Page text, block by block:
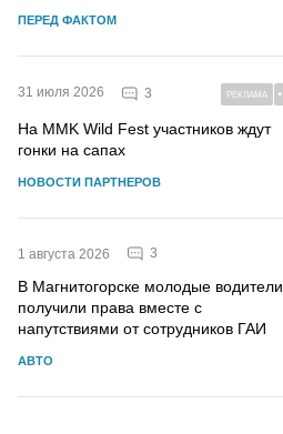
ПЕРЕД ФАКТОМ
31 июля 2026 3 РЕКЛАМА
На MMK Wild Fest участников ждут
гонки на сапах
НОВОСТИ ПАРТНЕРОВ
1 августа 2026 3
В Магнитогорске молодые водители
получили права вместе с
напутствиями от сотрудников ГАИ
АВТО